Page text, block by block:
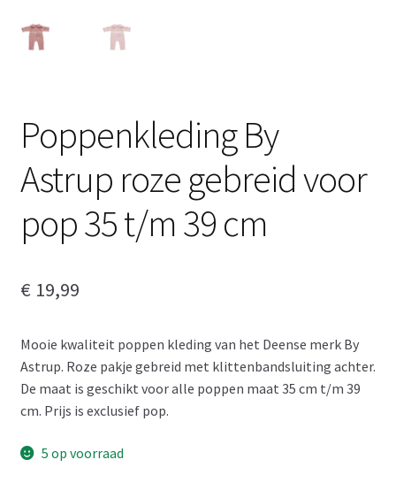
Poppenkleding By
Astrup roze gebreid voor
pop 35 t/m 39 cm
€ 19,99
Mooie kwaliteit poppen kleding van het Deense merk By
Astrup. Roze pakje gebreid met klittenbandsluiting achter.
De maat is geschikt voor alle poppen maat 35 cm t/m 39
cm. Prijs is exclusief pop.
5 op voorraad